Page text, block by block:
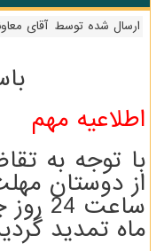
ارسال شده توسطآقای
اطلاعیه مهم
با توجه به
از دوستان
ماه تمدید